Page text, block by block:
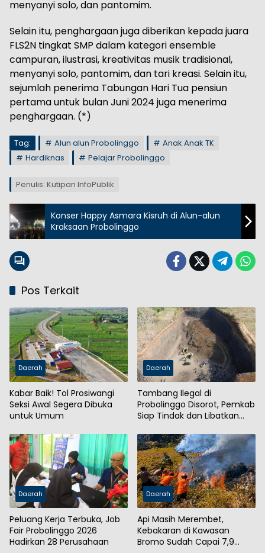
menyanyi solo, dan pantomim.
Selain itu, penghargaan juga diberikan kepada juara
FLS2N tingkat SMP dalam kategori ensemble
campuran, ilustrasi, kreativitas musik tradisional,
menyanyi solo, pantomim, dan tari kreasi. Selain itu,
sejumlah penerima Tabungan Hari Tua pensiun
pertama untuk bulan Juni 2024 juga menerima
penghargaan. (*)
Tag: Alun alun Probolinggo
Anak Anak TK
Hardiknas
Pelajar Probolinggo
Penulis: Kutipan InfoPublik
Konser Happy Asmara Kisruh di Alun-alun
Kraksaan Probolinggo
Pos Terkait
Daerah
Kabar Baik! Tol Prosiwangi
Seksi Awal Segera Dibuka
untuk Umum
Daerah
Tambang Ilegal di
Probolinggo Disorot, Pemkab
Siap Tindak dan Libatkan
Daerah
Peluang Kerja Terbuka, Job
Fair Probolinggo 2026
Hadirkan 28 Perusahaan
Daerah
Api Masih Merembet,
Kebakaran di Kawasan
Bromo Sudah Capai 7,9